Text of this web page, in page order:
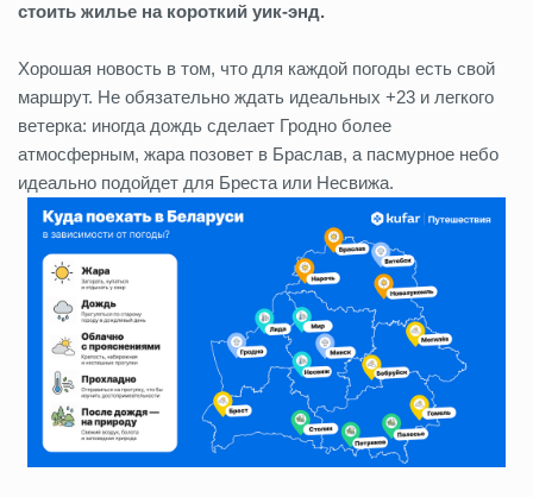
стоить жилье на короткий уик-энд.
Хорошая новость в том, что для каждой погоды есть свой
маршрут. Не обязательно ждать идеальных +23 и легкого
ветерка: иногда дождь сделает Гродно более
атмосферным, жара позовет в Браслав, а пасмурное небо
идеально подойдет для Бреста или Несвижа.